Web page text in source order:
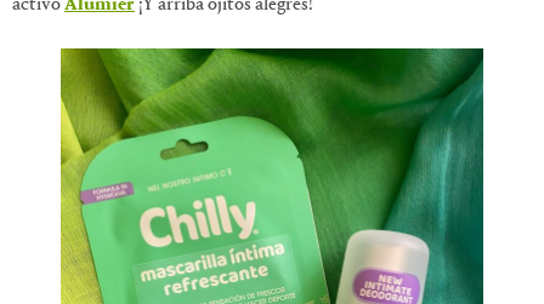
activoAlumier ¡Y arriba ojitos alegres!